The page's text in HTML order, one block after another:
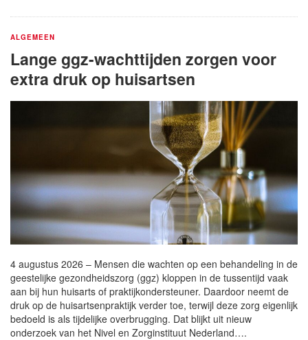
ALGEMEEN
Lange ggz-wachttijden zorgen voor
extra druk op huisartsen
4 augustus 2026 – Mensen die wachten op een behandeling in de
geestelijke gezondheidszorg (ggz) kloppen in de tussentijd vaak
aan bij hun huisarts of praktijkondersteuner. Daardoor neemt de
druk op de huisartsenpraktijk verder toe, terwijl deze zorg eigenlijk
bedoeld is als tijdelijke overbrugging. Dat blijkt uit nieuw
onderzoek van het Nivel en Zorginstituut Nederland….